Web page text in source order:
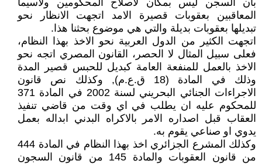
بأن السجن ليس بمكان لاصلاح المحكومين ولاسيما
المعاقبين بعقوبات قصيرة الامد اتجهت الانظار نحو
تبديلها بعقوبات بديلة والتي هي موضوع بحثنا هذا.
اتجهت الكثير من الدول العربية نحو الاخذ بهذا النظام،
فعلى سبيل المثال لا الحصر، القانون المصري اتجه نحو
الاخذ بالعمل للمنفعة العامة كبديل للحبس قصير المدة
وذلك في المادة (18 ق.ع.م), وكذلك نص قانون
الاجراءات الجنائي البحريني لسنة 2002 في المادة 371
للمحكوم عليه ان يطلب في اي وقت من قاضي تنفيذ
العقاب قبل اصداره الامر بالاكراه البدني ابداله بعمل
يدوي او صناعي يقوم به.
وكذلك المشرع الجزائري اخذ بهذا النظام في المادة 444
من قانون العقوبات والمادة 145 من قانون السجون